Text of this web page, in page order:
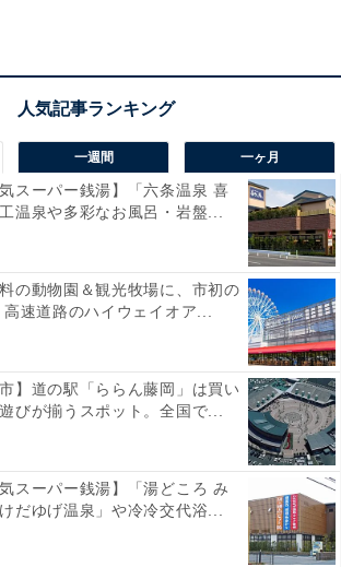
」の口コミは？
には以下のような口コミが寄せられて
をはじめ、ゲルマニウム温浴風呂や泡
種類が豊富で、体の芯からしっかり
疲れが癒やされます。
一週間 一ヶ月
気スーパー銭湯】「六条温泉 喜
温泉や多彩なお風呂・岩盤...
料の動物園＆観光牧場に、市初の
速道路のハイウェイオア...
市】道の駅「ららん藤岡」は買い
びが揃うスポット。全国で...
気スーパー銭湯】「湯どころ み
だゆげ温泉」や冷冷交代浴...